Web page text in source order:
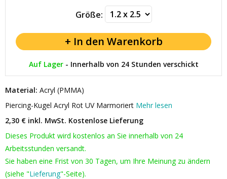
Größe:
Auf Lager- Innerhalb von 24 Stunden verschickt
Material: Acryl (PMMA)
Piercing-Kugel Acryl Rot UV Marmoriert Mehr lesen
2,30 € inkl. MwSt. Kostenlose Lieferung
Dieses Produkt wird kostenlos an Sie innerhalb von 24
Arbeitsstunden versandt.
Sie haben eine Frist von 30 Tagen, um Ihre Meinung zu ändern
(siehe "Lieferung"-Seite).